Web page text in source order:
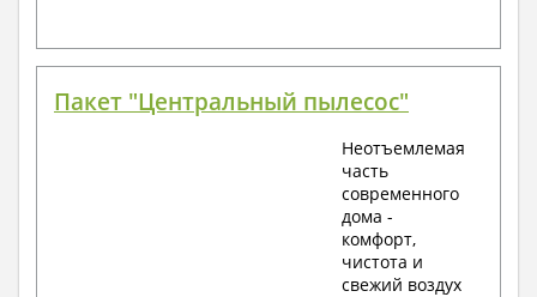
Пакет "Центральный пылесос"
Неотъемлемая
часть
современного
дома -
комфорт,
чистота и
свежий воздух